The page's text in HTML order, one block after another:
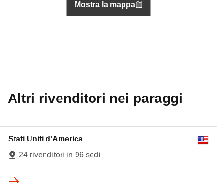
Mostra la mappa
Altri rivenditori nei paraggi
Stati Uniti d'America
24 rivenditori in 96 sedi